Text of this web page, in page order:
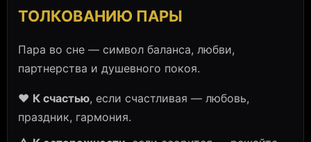
ТОЛКОВАНИЮ ПАРЫ
Пара во сне — символ баланса, любви,
партнерства и душевного покоя.
❤️ К счастью, если счастливая — любовь,
праздник, гармония.